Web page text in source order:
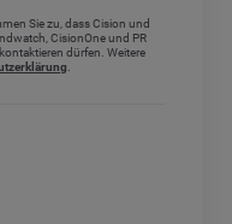
Sie zu, dass Cision und
CisionOne und PR
dürfen. Weitere